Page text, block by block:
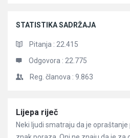
STATISTIKA SADRŽAJA
Pitanja : 22.415
Odgovora : 22.775
Reg. članova : 9.863
Članci
Lijepa riječ
Neki ljudi smatraju da je